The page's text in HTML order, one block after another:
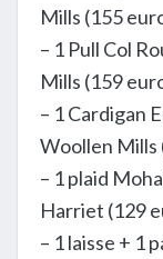
Mills (155
– 1 Pull Col
Mills (159
– 1 Cardigan
Woollen Mills
– 1 plaid
Harriet (129
– 1 laisse + 1